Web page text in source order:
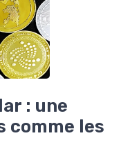
: une
comme les